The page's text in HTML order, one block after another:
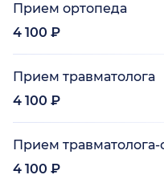
Прием ортопеда
4 100 ₽
Прием травматолога
4 100 ₽
Прием
4 100 ₽